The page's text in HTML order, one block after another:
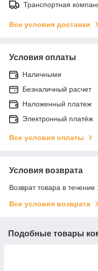
Транспортная
Все условия доставки
Условия оплаты
Наличными
Безналичный расчет
Наложенный платеж
Электронный платёж
Все условия оплаты
Условия возврата
Возврат товара в
Все условия возврата
Подобные товары